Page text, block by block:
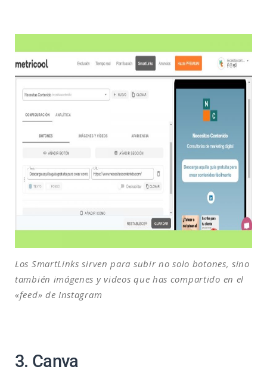
Los SmartLinks sirven para subir no solo botones, sino
también imágenes y videos que has compartido en el
«feed» de Instagram
3. Canva